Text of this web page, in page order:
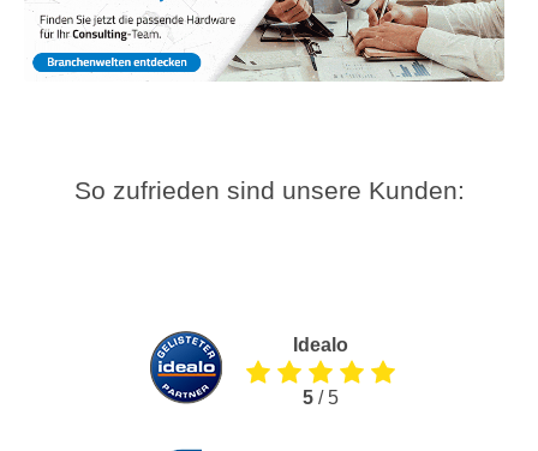
So zufrieden sind unsere Kunden:
Idealo
5/ 5